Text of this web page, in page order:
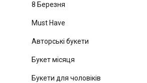
8 Березня
Must Have
Авторські букети
Букет місяця
Букети для чоловіків